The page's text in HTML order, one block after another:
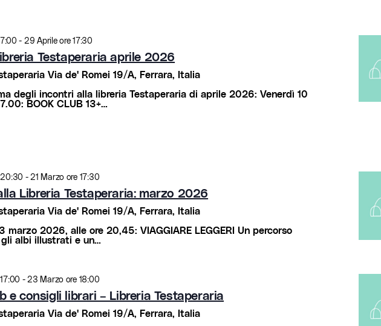
Testaperaria aprile 2026
- 29 Aprile ore 17:30
Via de' Romei 19/A, Ferrara, Italia
degli incontri alla libreria Testaperaria di aprile 2026: Venerdì 10
BOOK CLUB 13+…
Libreria Testaperaria: marzo 2026
- 21 Marzo ore 17:30
Via de' Romei 19/A, Ferrara, Italia
marzo 2026, alle ore 20,45: VIAGGIARE LEGGERI Un percorso
albi illustrati e un…
e consigli librari – Libreria Testaperaria
- 23 Marzo ore 18:00
Via de' Romei 19/A, Ferrara, Italia